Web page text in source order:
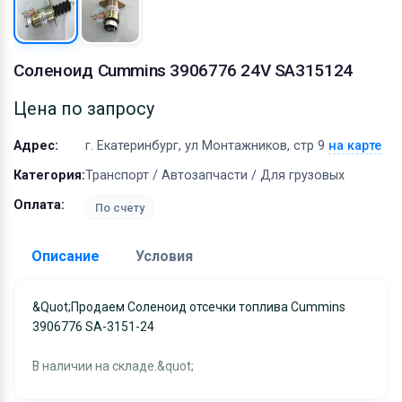
Соленоид Cummins 3906776 24V SA315124
Цена по запросу
Адрес: г. Екатеринбург, ул Монтажников, стр 9 на карте
Категория:Транспорт / Автозапчасти / Для грузовых
Оплата:
По счету
Описание Условия
&quot;Продаем Соленоид отсечки топлива Cummins
3906776 SA-3151-24
В наличии на складе.&quot;
Доставка:
Адрес самовывоза:
Условия и гарантии:
Материалы